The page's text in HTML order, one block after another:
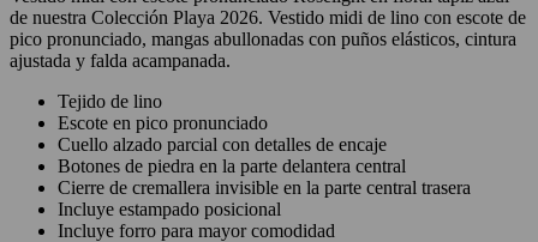
de nuestra Colección Playa 2026. Vestido midi de lino con escote de
pico pronunciado, mangas abullonadas con puños elásticos, cintura
ajustada y falda acampanada.
Tejido de lino
Escote en pico pronunciado
Cuello alzado parcial con detalles de encaje
Botones de piedra en la parte delantera central
Cierre de cremallera invisible en la parte central trasera
Incluye estampado posicional
Incluye forro para mayor comodidad